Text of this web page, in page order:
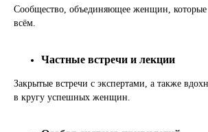
Сообщество, объединяющее женщин, которые
всём.
Частные встречи и лекции
Закрытые встречи с экспертами, а также
в кругу успешных женщин.